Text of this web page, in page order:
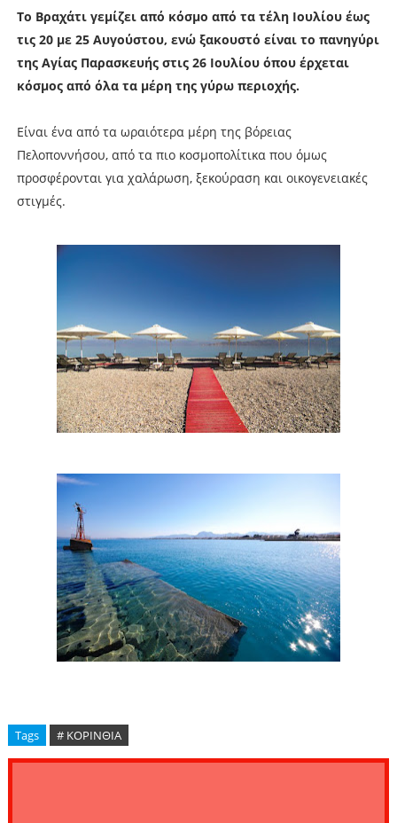
Το Βραχάτι γεμίζει από κόσμο από τα τέλη Ιουλίου έως
τις 20 με 25 Αυγούστου, ενώ ξακουστό είναι το πανηγύρι
της Αγίας Παρασκευής στις 26 Ιουλίου όπου έρχεται
κόσμος από όλα τα μέρη της γύρω περιοχής.
Είναι ένα από τα ωραιότερα μέρη της βόρειας
Πελοποννήσου, από τα πιο κοσμοπολίτικα που όμως
προσφέρονται για χαλάρωση, ξεκούραση και οικογενειακές
στιγμές.
Tags # ΚΟΡΙΝΘΙΑ